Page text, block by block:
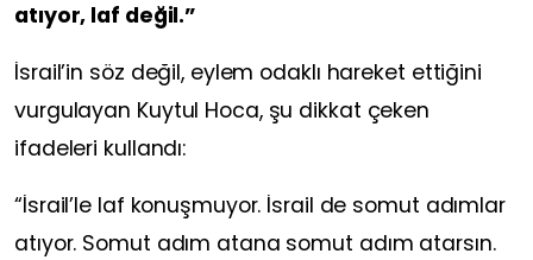
atıyor, laf değil.”
İsrail’in söz değil, eylem odaklı hareket ettiğini
vurgulayan Kuytul Hoca, şu dikkat çeken
ifadeleri kullandı:
“İsrail’le laf konuşmuyor. İsrail de somut adımlar
atıyor. Somut adım atana somut adım atarsın.